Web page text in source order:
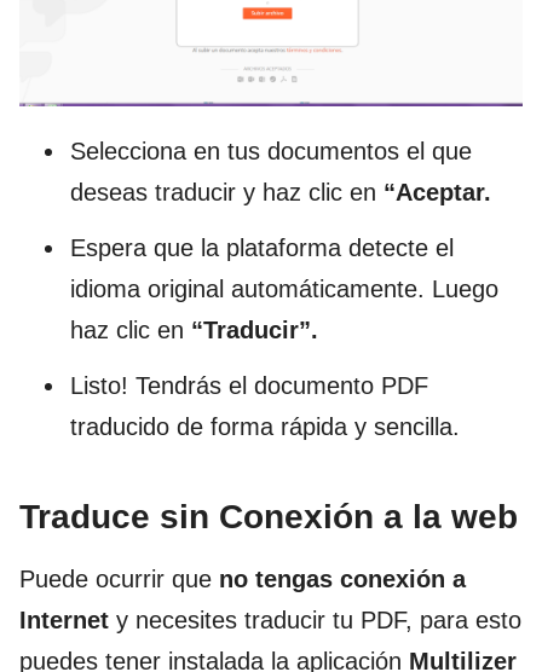
Selecciona en tus documentos el que
deseas traducir y haz clic en “Aceptar.
Espera que la plataforma detecte el
idioma original automáticamente. Luego
haz clic en “Traducir”.
Listo! Tendrás el documento PDF
traducido de forma rápida y sencilla.
Traduce sin Conexión a la web
Puede ocurrir que no tengas conexión a
Internet y necesites traducir tu PDF, para esto
puedes tener instalada la aplicación Multilizer